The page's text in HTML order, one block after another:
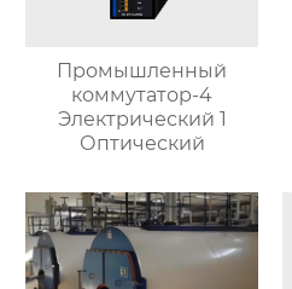
Промышленный
коммутатор-4
Электрический 1
Оптический